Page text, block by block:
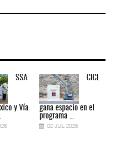
SSA
y Vía
CICE
gana espacio en el
programa ...
02 JUL 2026